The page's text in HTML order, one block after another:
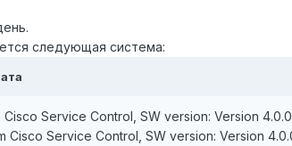
следующая система:
Cisco Service Control, SW version: Version
Cisco Service Control, SW version: Version